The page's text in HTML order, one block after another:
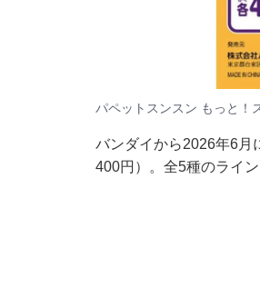
パペットスンスン もっと！
バンダイから2026年6月
400円）。全5種のライ